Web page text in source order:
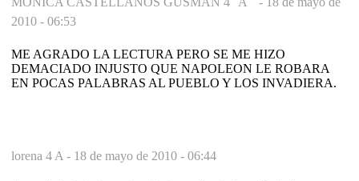
2010 - 06:53
ME AGRADO LA LECTURA PERO SE ME HIZO
DEMACIADO INJUSTO QUE NAPOLEON LE ROBARA
EN POCAS PALABRAS AL PUEBLO Y LOS INVADIERA.
lorena 4 A - 18 de mayo de 2010 - 06:44